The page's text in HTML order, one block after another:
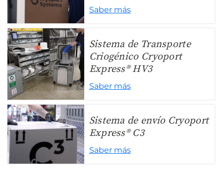
Saber más
Sistema de Transporte
Criogénico Cryoport
Express® HV3
Saber más
Sistema de envío Cryoport
Express® C3
Saber más